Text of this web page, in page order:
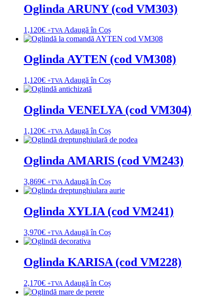
Oglinda ARUNY (cod VM303)
1,120€ +TVA Adaugă în Coș
Oglinda AYTEN (cod VM308)
1,120€ +TVA Adaugă în Coș
Oglinda VENELYA (cod VM304)
1,120€ +TVA Adaugă în Coș
Oglinda AMARIS (cod VM243)
3,869€ +TVA Adaugă în Coș
Oglinda XYLIA (cod VM241)
3,970€ +TVA Adaugă în Coș
Oglinda KARISA (cod VM228)
2,170€ +TVA Adaugă în Coș